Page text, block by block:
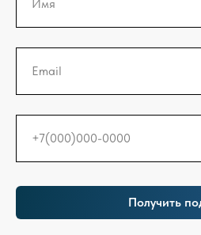
Имя
Email
+7(000)000-0000
Получить